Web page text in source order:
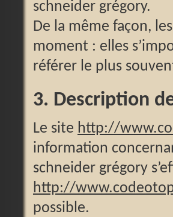
schneider grégory.
De la même façon,
moment : elles
référer le plus
3. Description
Le site http://
information
schneider grégory
http://
possible.